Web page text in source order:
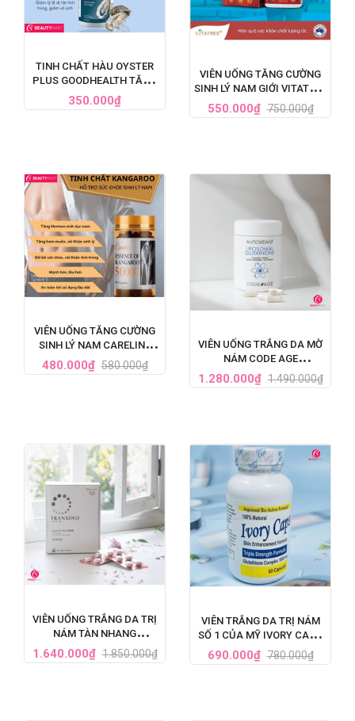
TINH CHẤT HÀU OYSTER
PLUS GOODHEALTH TĂNG
CƯỜNG SINH LÝ CHO NAM
GIỚI, HỘP 60 VIÊN
350.000₫
VIÊN UỐNG TĂNG CƯỜNG
SINH LÝ NAM GIỚI VITATREE
ESSENCE OF KANGAROO
40000 MAX - 100 VIÊN
550.000₫ 750.000₫
VIÊN UỐNG TĂNG CƯỜNG
SINH LÝ NAM CARELINE
ESSENCE OF KANGAROO
50000
480.000₫ 580.000₫
VIÊN UỐNG TRẮNG DA MỜ
NÁM CODE AGE
LIPOSOMAL GLUTATHIONE
HỘP 60 VIÊN
1.280.000₫ 1.490.000₫
VIÊN UỐNG TRẮNG DA TRỊ
NÁM TÀN NHANG
TRANSINO WHITENING HỘP
240 VIÊN
1.640.000₫ 1.850.000₫
VIÊN TRẮNG DA TRỊ NÁM
SỐ 1 CỦA MỸ IVORY CAPS
GLUTATHIONE (1500MG X
60 VIÊN)
690.000₫ 780.000₫